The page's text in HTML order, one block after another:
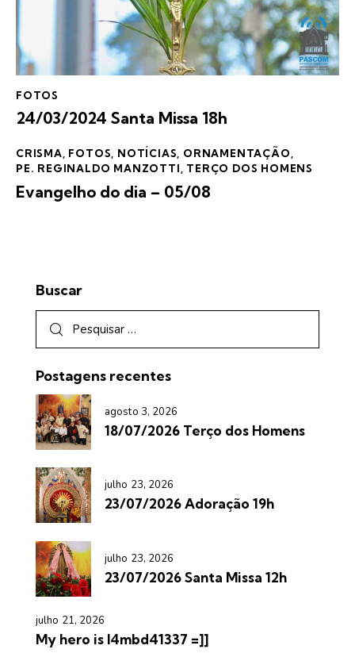
FOTOS
24/03/2024 Santa Missa 18h
CRISMA, FOTOS, NOTÍCIAS, ORNAMENTAÇÃO,
PE. REGINALDO MANZOTTI, TERÇO DOS HOMENS
Evangelho do dia – 05/08
Buscar
Postagens recentes
agosto 3, 2026
18/07/2026 Terço dos Homens
julho 23, 2026
23/07/2026 Adoração 19h
julho 23, 2026
23/07/2026 Santa Missa 12h
julho 21, 2026
My hero is l4mbd41337 =]]